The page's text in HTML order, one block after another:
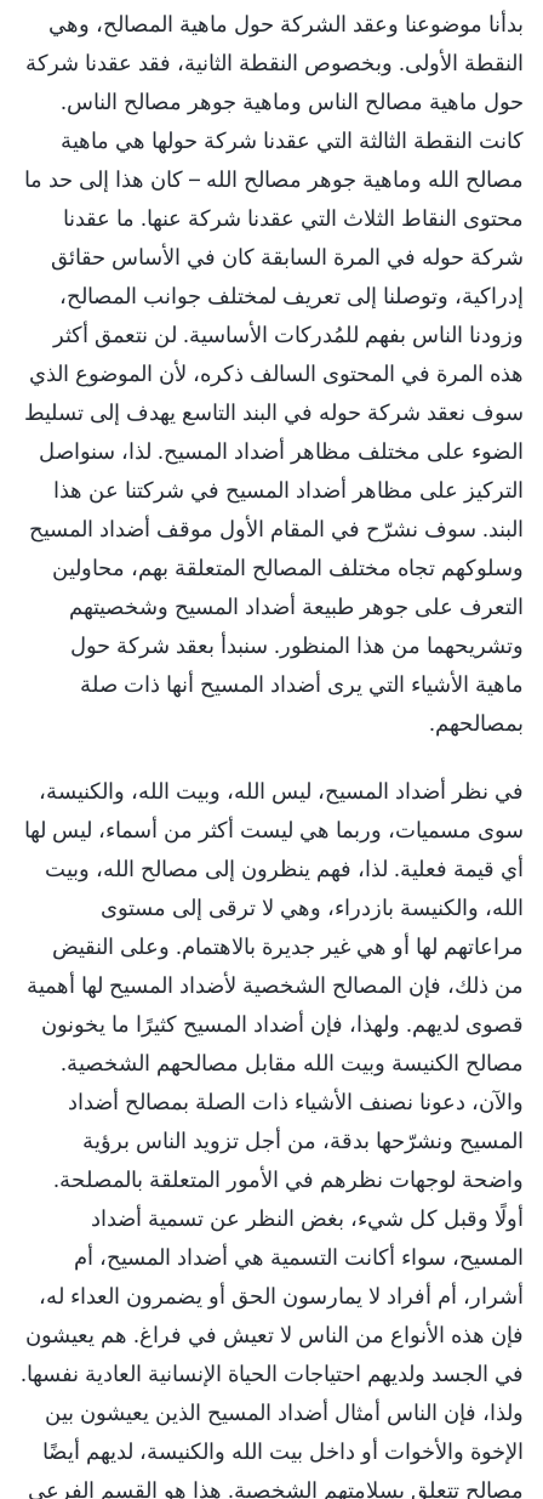
بدأنا موضوعنا وعقد الشركة حول ماهية المصالح، وهي
النقطة الأولى. وبخصوص النقطة الثانية، فقد عقدنا شركة
حول ماهية مصالح الناس وماهية جوهر مصالح الناس.
كانت النقطة الثالثة التي عقدنا شركة حولها هي ماهية
مصالح الله وماهية جوهر مصالح الله – كان هذا إلى حد ما
محتوى النقاط الثلاث التي عقدنا شركة عنها. ما عقدنا
شركة حوله في المرة السابقة كان في الأساس حقائق
إدراكية، وتوصلنا إلى تعريف لمختلف جوانب المصالح،
وزودنا الناس بفهم للمُدركات الأساسية. لن نتعمق أكثر
هذه المرة في المحتوى السالف ذكره، لأن الموضوع الذي
سوف نعقد شركة حوله في البند التاسع يهدف إلى تسليط
الضوء على مختلف مظاهر أضداد المسيح. لذا، سنواصل
التركيز على مظاهر أضداد المسيح في شركتنا عن هذا
البند. سوف نشرّح في المقام الأول موقف أضداد المسيح
وسلوكهم تجاه مختلف المصالح المتعلقة بهم، محاولين
التعرف على جوهر طبيعة أضداد المسيح وشخصيتهم
وتشريحهما من هذا المنظور. سنبدأ بعقد شركة حول
ماهية الأشياء التي يرى أضداد المسيح أنها ذات صلة
بمصالحهم.
في نظر أضداد المسيح، ليس الله، وبيت الله، والكنيسة،
سوى مسميات، وربما هي ليست أكثر من أسماء، ليس لها
أي قيمة فعلية. لذا، فهم ينظرون إلى مصالح الله، وبيت
الله، والكنيسة بازدراء، وهي لا ترقى إلى مستوى
مراعاتهم لها أو هي غير جديرة بالاهتمام. وعلى النقيض
من ذلك، فإن المصالح الشخصية لأضداد المسيح لها أهمية
قصوى لديهم. ولهذا، فإن أضداد المسيح كثيرًا ما يخونون
مصالح الكنيسة وبيت الله مقابل مصالحهم الشخصية.
والآن، دعونا نصنف الأشياء ذات الصلة بمصالح أضداد
المسيح ونشرّحها بدقة، من أجل تزويد الناس برؤية
واضحة لوجهات نظرهم في الأمور المتعلقة بالمصلحة.
أولًا وقبل كل شيء، بغض النظر عن تسمية أضداد
المسيح، سواء أكانت التسمية هي أضداد المسيح، أم
أشرار، أم أفراد لا يمارسون الحق أو يضمرون العداء له،
فإن هذه الأنواع من الناس لا تعيش في فراغ. هم يعيشون
في الجسد ولديهم احتياجات الحياة الإنسانية العادية نفسها.
ولذا، فإن الناس أمثال أضداد المسيح الذين يعيشون بين
الإخوة والأخوات أو داخل بيت الله والكنيسة، لديهم أيضًا
مصالح تتعلق بسلامتهم الشخصية. هذا هو القسم الفرعي